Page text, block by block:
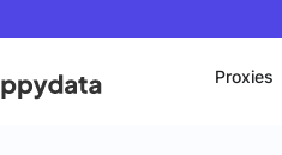
Proxies